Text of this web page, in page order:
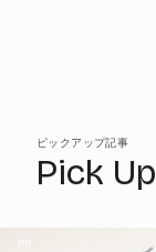
ピックアップ記事
Pick Up
PR